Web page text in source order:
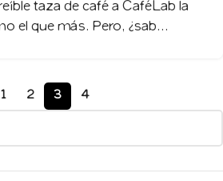
taza de café a CaféLab la
el que más. Pero, ¿sab...
1 2 3 4